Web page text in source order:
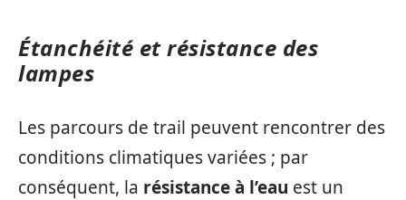
Étanchéité et résistance des
lampes
Les parcours de trail peuvent rencontrer des
conditions climatiques variées ; par
conséquent, la résistance à l’eau est un